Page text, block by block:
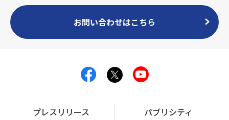
お問い合わせはこちら
プレスリリース パブリシティ